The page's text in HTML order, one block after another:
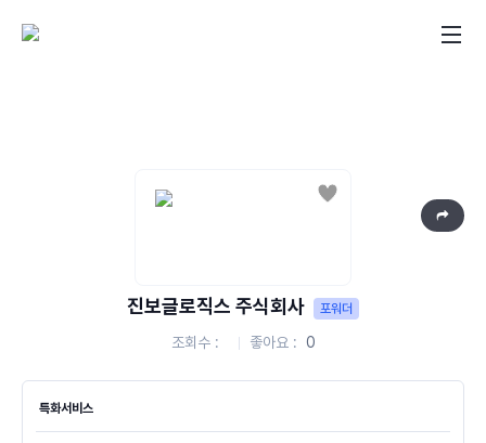
좋아요
진보글로직스 주식회사 포워더
조회수 좋아요 0
특화서비스